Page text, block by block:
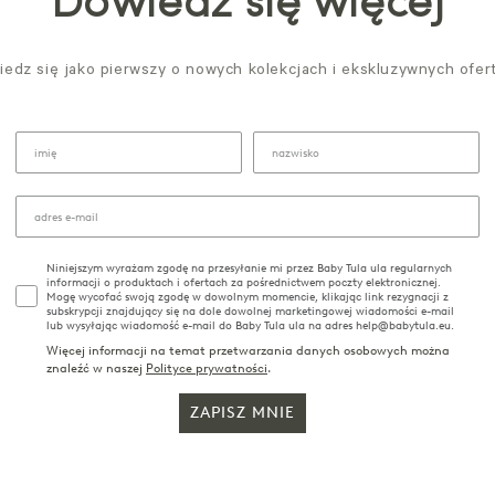
się jako pierwszy o nowych kolekcjach i ekskluzywnych
Niniejszym wyrażam zgodę na przesyłanie mi przez Baby Tula ula regularnych
informacji o produktach i ofertach za pośrednictwem poczty elektronicznej.
Mogę wycofać swoją zgodę w dowolnym momencie, klikając link rezygnacji z
subskrypcji znajdujący się na dole dowolnej marketingowej wiadomości e-mail
lub wysyłając wiadomość e-mail do Baby Tula ula na adres help@babytula.eu.
Więcej informacji na temat przetwarzania danych osobowych można
znaleźć w naszej Polityce prywatności.
ZAPISZ MNIE